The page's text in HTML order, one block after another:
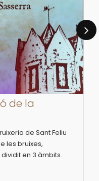
de la
de Sant Feliu
les bruixes,
en 3 àmbits.